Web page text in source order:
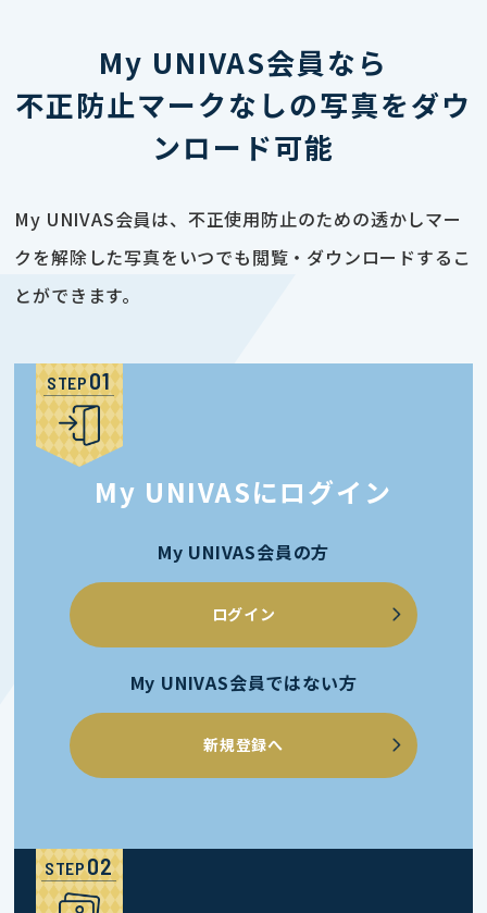
My UNIVAS会員なら
不正防止マークなしの写真をダウ
ンロード可能
My UNIVAS会員は、不正使用防止のための透かしマー
クを解除した写真をいつでも閲覧・ダウンロードするこ
とができます。
STEP
My UNIVASにログイン
My UNIVAS会員の方
ログイン
My UNIVAS会員ではない方
新規登録へ
STEP